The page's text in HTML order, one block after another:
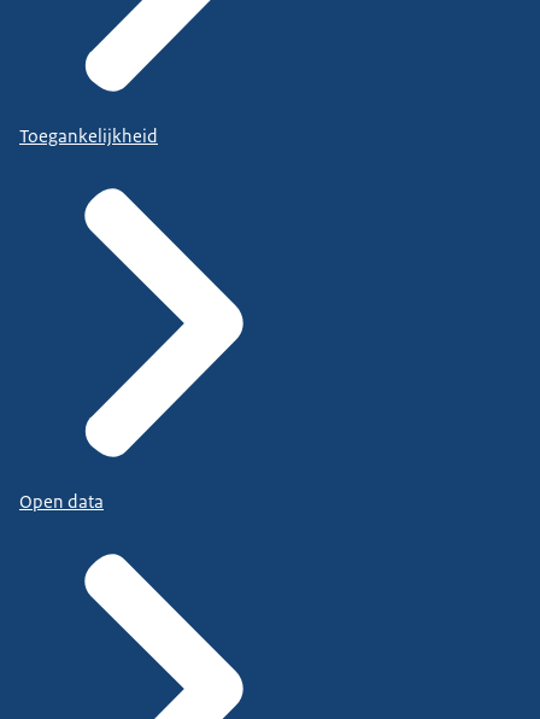
Toegankelijkheid
Open data